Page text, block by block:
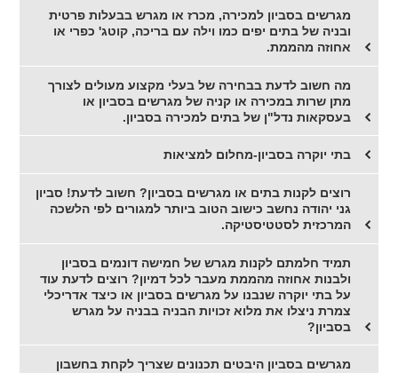
מגרשים בסביון למכירה, מכרז או מגרש בבעלות פרטית
ובניה של בתים יפים כמו וילה עם בריכה, קוטג' כפרי או
אחוזה מהממת.
מה חשוב לדעת בבחירה של בעלי מקצוע מעולים לצורך
מתן שרות במכירה או קניה של מגרשים בסביון או
בעסקאות נדל"ן של בתים למכירה בסביון.
בתי יוקרה בסביון-מחלום למציאות
רוצים לקנות בתים או מגרשים בסביון? חשוב לדעת! סביון
גני יהודה נחשב כישוב הטוב ביותר למגורים לפי הלשכה
המרכזית לסטטיסטיקה.
תמיד חלמתם לקנות מגרש של חמישה דונמים בסביון
ולבנות אחוזה מהממת מעבר לכל דמיון? רוצים לדעת עוד
על בתי יוקרה שנבנו על מגרשים בסביון או כיצד אדריכלי
צמרת ניצלו את מלוא זכויות הבניה בבניה על מגרש
בסביון?
מגרשים בסביון היבטים תכנונים שצריך לקחת בחשבון